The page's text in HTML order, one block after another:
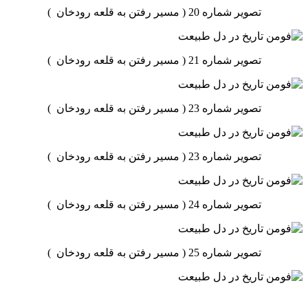
تصویر شماره 20 ( مسیر رفتن به قلعه رودخان )
تصویر شماره 21 ( مسیر رفتن به قلعه رودخان )
تصویر شماره 23 ( مسیر رفتن به قلعه رودخان )
تصویر شماره 23 ( مسیر رفتن به قلعه رودخان )
تصویر شماره 24 ( مسیر رفتن به قلعه رودخان )
تصویر شماره 25 ( مسیر رفتن به قلعه رودخان )